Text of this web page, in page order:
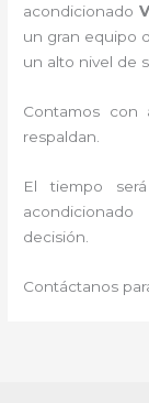
acondicionado
un gran equipo
un alto nivel de
Contamos con
respaldan.
El tiempo
acondicionado
decisión.
Contáctanos